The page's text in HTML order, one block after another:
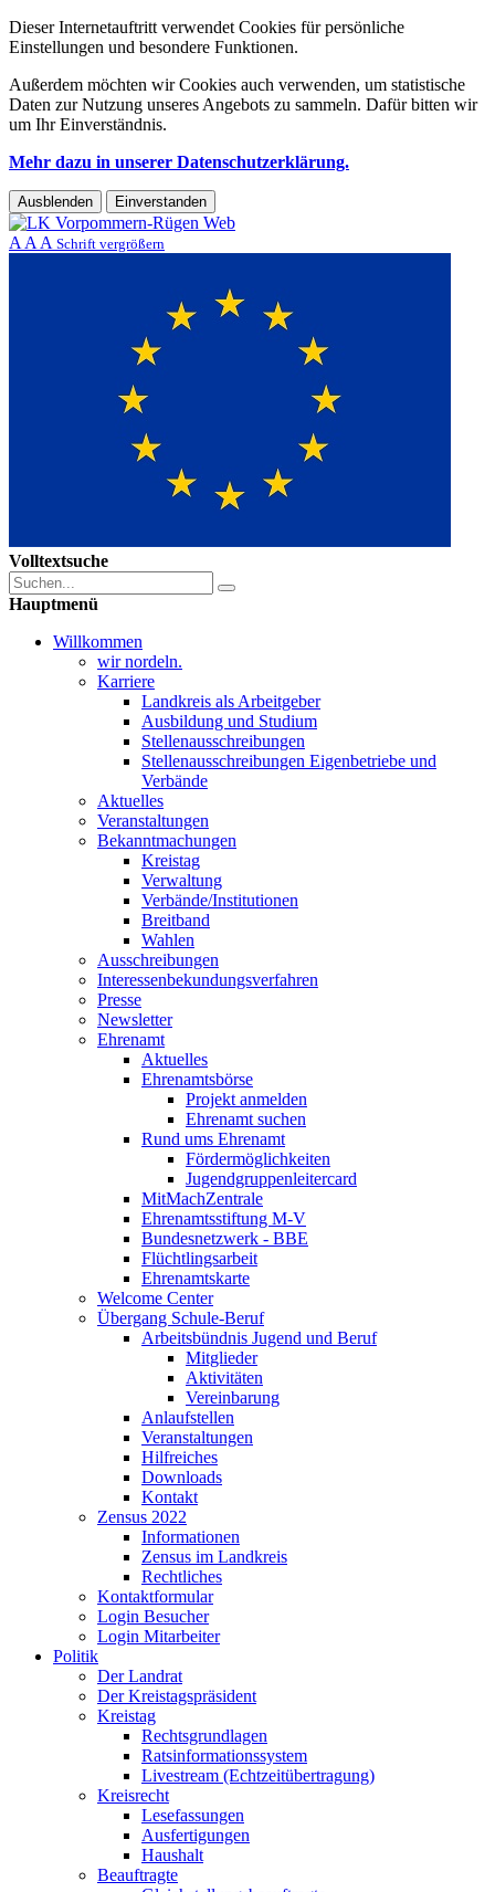
Dieser Internetauftritt verwendet Cookies für persönliche
Einstellungen und besondere Funktionen.
Außerdem möchten wir Cookies auch verwenden, um statistische
Daten zur Nutzung unseres Angebots zu sammeln. Dafür bitten wir
um Ihr Einverständnis.
Mehr dazu in unserer Datenschutzerklärung.
Ausblenden Einverstanden
A A A Schrift vergrößern
Volltextsuche
Hauptmenü
Willkommen
wir nordeln.
Karriere
Landkreis als Arbeitgeber
Ausbildung und Studium
Stellenausschreibungen
Stellenausschreibungen Eigenbetriebe und
Verbände
Aktuelles
Veranstaltungen
Bekanntmachungen
Kreistag
Verwaltung
Verbände/Institutionen
Breitband
Wahlen
Ausschreibungen
Interessen­bekundungsverfahren
Presse
Newsletter
Ehrenamt
Aktuelles
Ehrenamtsbörse
Projekt anmelden
Ehrenamt suchen
Rund ums Ehrenamt
Fördermöglichkeiten
Jugendgruppenleitercard
MitMachZentrale
Ehrenamtsstiftung M-V
Bundesnetzwerk - BBE
Flüchtlingsarbeit
Ehrenamtskarte
Welcome Center
Übergang Schule-Beruf
Arbeitsbündnis Jugend und Beruf
Mitglieder
Aktivitäten
Vereinbarung
Anlaufstellen
Veranstaltungen
Hilfreiches
Downloads
Kontakt
Zensus 2022
Informationen
Zensus im Landkreis
Rechtliches
Kontaktformular
Login Besucher
Login Mitarbeiter
Politik
Der Landrat
Der Kreistagspräsident
Kreistag
Rechtsgrundlagen
Ratsinformationssystem
Livestream (Echtzeitübertragung)
Kreisrecht
Lesefassungen
Ausfertigungen
Haushalt
Beauftragte